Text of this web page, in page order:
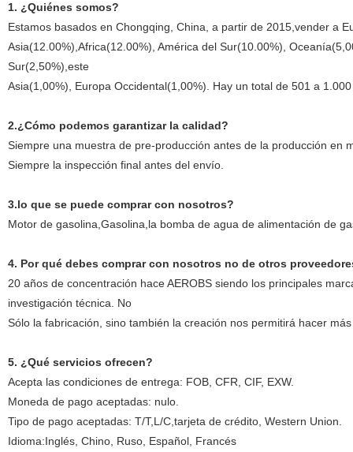
1. ¿Quiénes somos?
Estamos basados en Chongqing, China, a partir de 2015,vender a
Asia(12.00%),Africa(12.00%), América del Sur(10.00%),
Sur(2,50%),este
Asia(1,00%), Europa Occidental(1,00%). Hay un total de 501 a
2.¿Cómo podemos garantizar la calidad?
Siempre una muestra de pre-producción antes de la producción en
Siempre la inspección final antes del envío.
3.lo que se puede comprar con nosotros?
Motor de gasolina,Gasolina,la bomba de agua de alimentación de
4. Por qué debes comprar con nosotros no de otros
20 años de concentración hace AEROBS siendo los principales
investigación técnica. No
Sólo la fabricación, sino también la creación nos permitirá hacer
5. ¿Qué servicios ofrecen?
Acepta las condiciones de entrega: FOB, CFR, CIF, EXW.
Moneda de pago aceptadas: nulo.
Tipo de pago aceptadas: T/T,L/C,tarjeta de crédito, Western Union.
Idioma:Inglés, Chino, Ruso, Español, Francés